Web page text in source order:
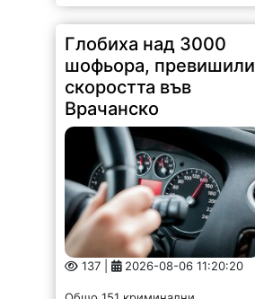
Глобиха над 3000
шофьора, превишили
скоростта във
Врачанско
137 | 2026-08-06 11:20:20
Общо 151 криминални